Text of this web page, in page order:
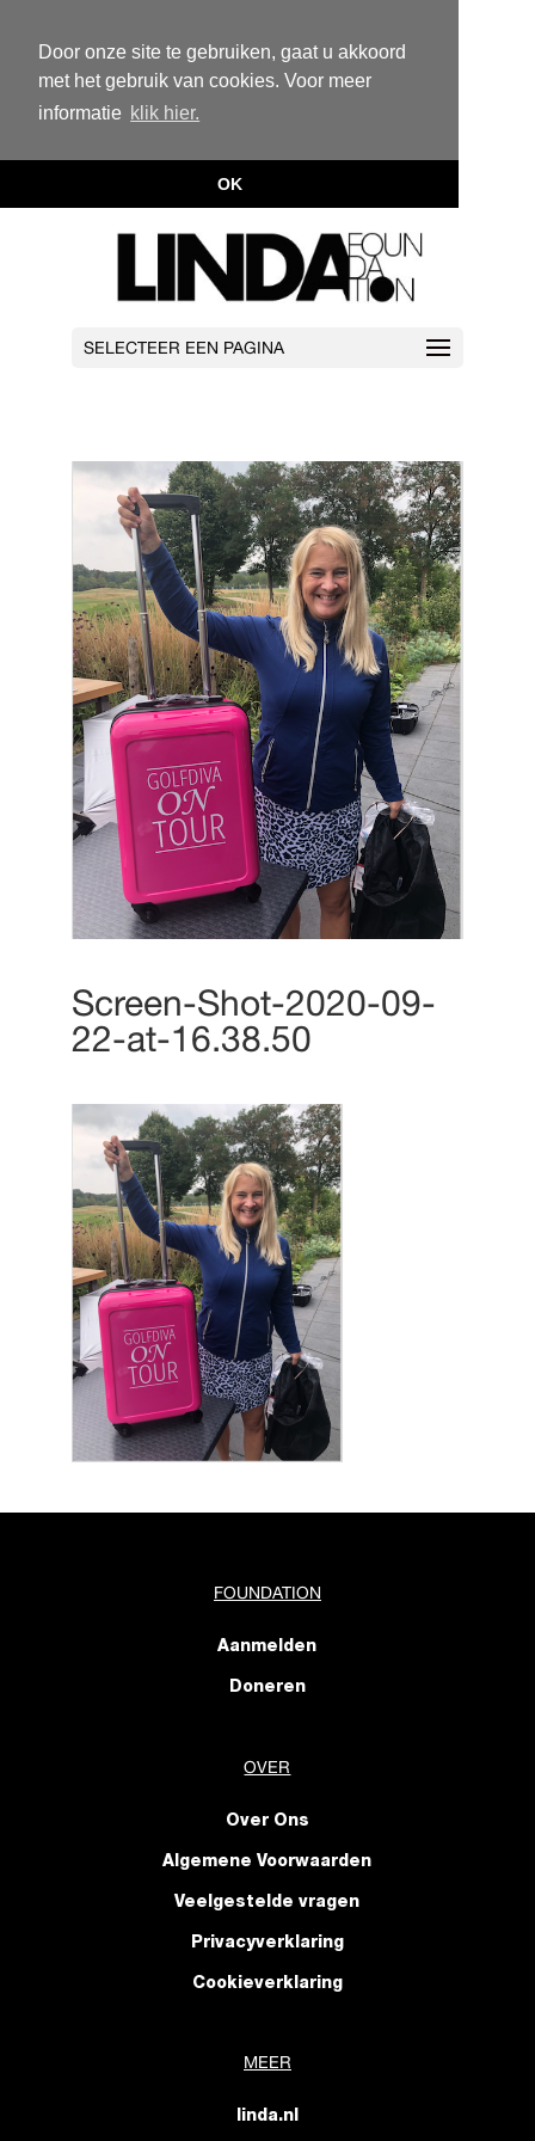
Door onze site te gebruiken, gaat u akkoord
met het gebruik van cookies. Voor meer
informatie klik hier.
OK
SELECTEER EEN PAGINA
Screen-Shot-2020-09-
22-at-16.38.50
FOUNDATION
Aanmelden
Doneren
OVER
Over Ons
Algemene Voorwaarden
Veelgestelde vragen
Privacyverklaring
Cookieverklaring
MEER
linda.nl